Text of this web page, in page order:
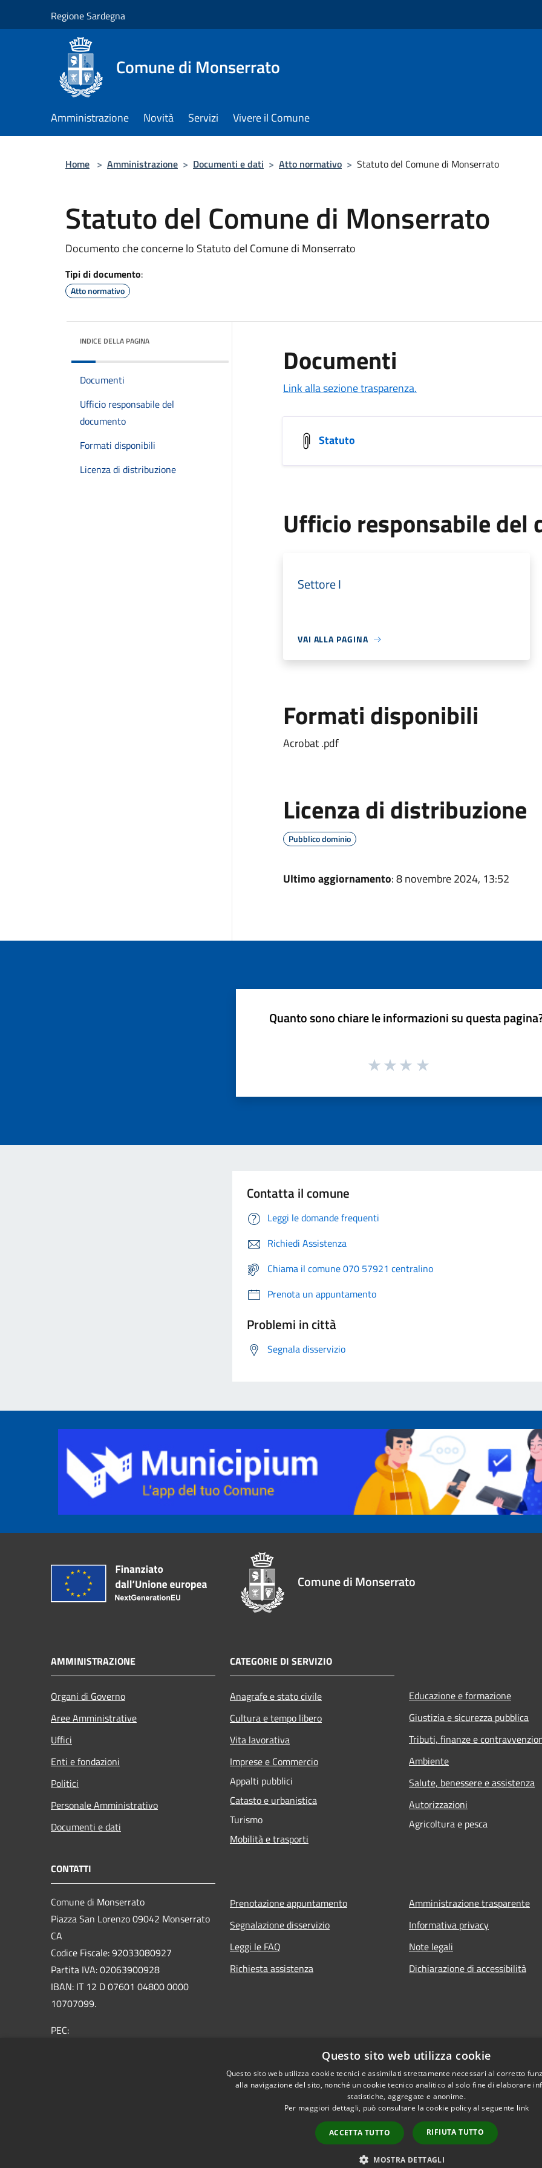
Regione Sardegna
Comune di Monserrato
Amministrazione Novità Servizi Vivere il Comune
Home > Amministrazione > Documenti e dati > Atto normativo > Statuto del Comune di Monserrato
Statuto del Comune di Monserrato
Documento che concerne lo Statuto del Comune di Monserrato
Tipi di documento:
Atto normativo
INDICE DELLA PAGINA
Documenti
Ufficio responsabile del
documento
Formati disponibili
Licenza di distribuzione
Documenti
Link alla sezione trasparenza.
Statuto
Ufficio responsabile del
Settore I
VAI ALLA PAGINA
Formati disponibili
Acrobat .pdf
Licenza di distribuzione
Pubblico dominio
Ultimo aggiornamento: 8 novembre 2024, 13:52
Quanto sono chiare le informazioni su questa
Contatta il comune
Leggi le domande frequenti
Richiedi Assistenza
Chiama il comune 070 57921 centralino
Prenota un appuntamento
Problemi in città
Segnala disservizio
Comune di Monserrato
AMMINISTRAZIONE
Organi di Governo
Aree Amministrative
Uffici
Enti e fondazioni
Politici
Personale Amministrativo
Documenti e dati
CATEGORIE DI SERVIZIO
Anagrafe e stato civile
Cultura e tempo libero
Vita lavorativa
Imprese e Commercio
Appalti pubblici
Catasto e urbanistica
Turismo
Mobilità e trasporti
Educazione e formazione
Giustizia e sicurezza pubblica
Tributi, finanze e
Ambiente
Salute, benessere e assistenza
Autorizzazioni
Agricoltura e pesca
CONTATTI
Comune di Monserrato
Piazza San Lorenzo 09042 Monserrato
CA
Codice Fiscale: 92033080927
Partita IVA: 02063900928
IBAN: IT 12 D 07601 04800 0000
10707099.
PEC:
Prenotazione appuntamento
Segnalazione disservizio
Leggi le FAQ
Richiesta assistenza
Amministrazione trasparente
Informativa privacy
Note legali
Dichiarazione di accessibilità
Intranet
Copyright © 2026 • Comune di
Questo sito web utilizza cookie
Questo sito web utilizza cookie tecnici e assimilati strettamente necessari al corretto
alla navigazione del sito, nonché un cookie tecnico analitico al solo fine di elaborare
statistiche, aggregate e anonime.
Per maggiori dettagli, può consultare la cookie policy al seguente link
ACCETTA TUTTO RIFIUTA TUTTO
MOSTRA DETTAGLI